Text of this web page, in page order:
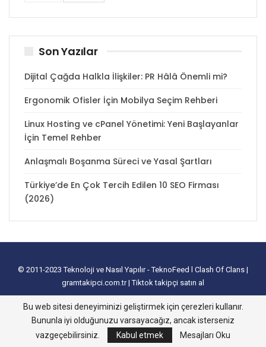
Son Yazılar
Dijital Çağda Halkla İlişkiler: PR Hâlâ Önemli mi?
Ergonomik Ofisler İçin Mobilya Seçim Rehberi
Linux Hosting ve cPanel Yönetimi: Yeni Başlayanlar
İçin Temel Rehber
Anlaşmalı Boşanma Süreci ve Yasal Şartları
Türkiye’de En Çok Tercih Edilen 10 SEO Firması
(2026)
© 2011-2023Teknoloji ve Nasıl Yapılır - TeknoFeed Clash Of Clans |
gramtakipci.com.tr|Tiktok takipçi satın al
tanıtım yazısı satın al e-ticaret paketleri
İnstagram Türk Takipçi Satın
nasıl yapılır
Bu web sitesi deneyiminizi geliştirmek için çerezleri kullanır.
Bununla iyi olduğunuzu varsayacağız, ancak isterseniz
vazgeçebilirsiniz.
Kabul etmek Mesajları Oku